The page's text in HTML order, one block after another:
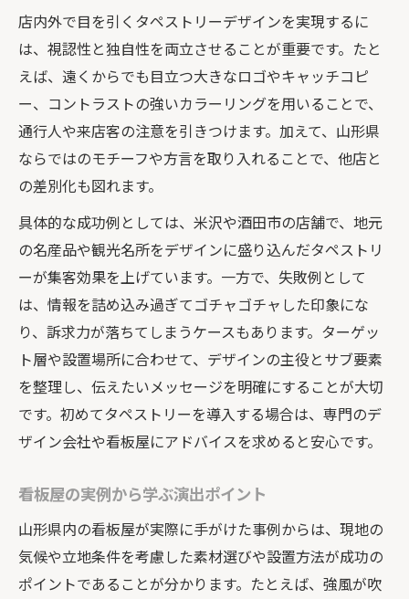
店内外で目を引くタペストリーデザインを実現するに
は、視認性と独自性を両立させることが重要です。たと
えば、遠くからでも目立つ大きなロゴやキャッチコピ
ー、コントラストの強いカラーリングを用いることで、
通行人や来店客の注意を引きつけます。加えて、山形県
ならではのモチーフや方言を取り入れることで、他店と
の差別化も図れます。
具体的な成功例としては、米沢や酒田市の店舗で、地元
の名産品や観光名所をデザインに盛り込んだタペストリ
ーが集客効果を上げています。一方で、失敗例として
は、情報を詰め込み過ぎてゴチャゴチャした印象にな
り、訴求力が落ちてしまうケースもあります。ターゲッ
ト層や設置場所に合わせて、デザインの主役とサブ要素
を整理し、伝えたいメッセージを明確にすることが大切
です。初めてタペストリーを導入する場合は、専門のデ
ザイン会社や看板屋にアドバイスを求めると安心です。
看板屋の実例から学ぶ演出ポイント
山形県内の看板屋が実際に手がけた事例からは、現地の
気候や立地条件を考慮した素材選びや設置方法が成功の
ポイントであることが分かります。たとえば、強風が吹